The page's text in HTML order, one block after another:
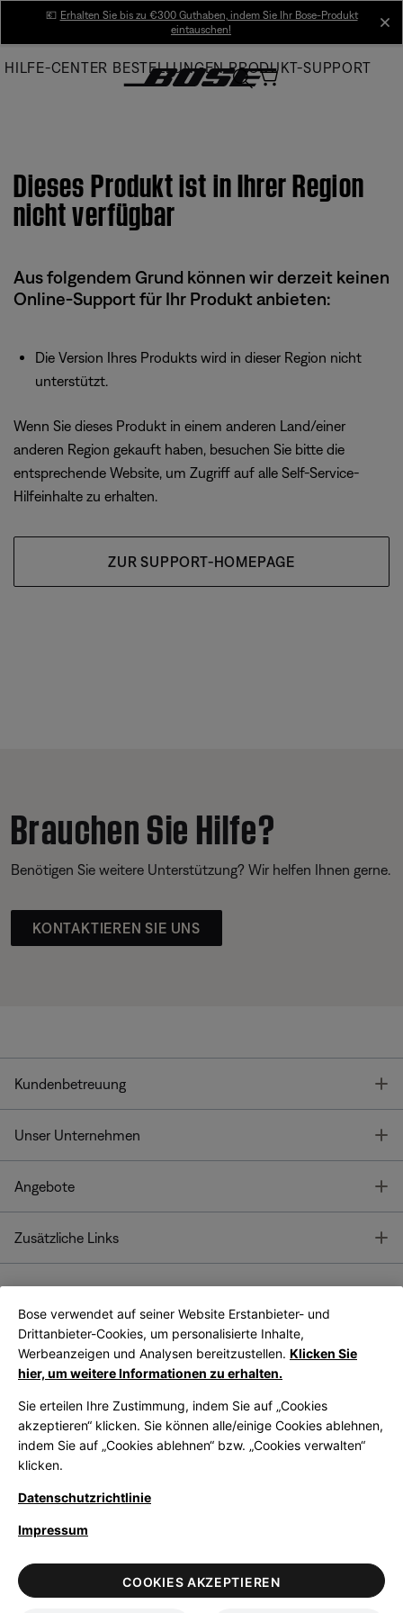
Main
💶 Erhalten Sie bis zu €300 Guthaben, indem Sie Ihr Bose-Produkt
eintauschen!
HILFE-CENTER BESTELLUNGEN PRODUKT-SUPPORT
Dieses Produkt ist in Ihrer Region
nicht verfügbar
Aus folgendem Grund können wir derzeit keinen
Online-Support für Ihr Produkt anbieten:
Die Version Ihres Produkts wird in dieser Region nicht
unterstützt.
Wenn Sie dieses Produkt in einem anderen Land/einer
anderen Region gekauft haben, besuchen Sie bitte die
entsprechende Website, um Zugriff auf alle Self-Service-
Hilfeinhalte zu erhalten.
ZUR SUPPORT-HOMEPAGE
Brauchen Sie Hilfe?
Benötigen Sie weitere Unterstützung? Wir helfen Ihnen gerne.
KONTAKTIEREN SIE UNS
Kundenbetreuung
Unser Unternehmen
Angebote
Zusätzliche Links
Bose App
Bose Connect
App
LegalDatenschutzrichtlinieZugänglichkeitHinweis zu Cookies
VerkaufsbedingungenNutzungsbedingungen
Bose verwendet auf seiner Website Erstanbieter- und
Drittanbieter-Cookies, um personalisierte Inhalte,
Werbeanzeigen und Analysen bereitzustellen. Klicken Sie
hier, um weitere Informationen zu erhalten.
Sie erteilen Ihre Zustimmung, indem Sie auf „Cookies
akzeptieren“ klicken. Sie können alle/einige Cookies ablehnen,
indem Sie auf „Cookies ablehnen“ bzw. „Cookies verwalten“
klicken.
Datenschutzrichtlinie
Impressum
COOKIES AKZEPTIEREN